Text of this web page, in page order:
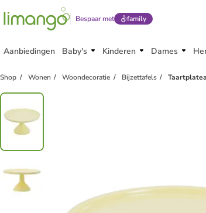
Bespaar met family
Aanbiedingen Baby's Kinderen Dames
Shop Wonen Woondecoratie Bijzettafels